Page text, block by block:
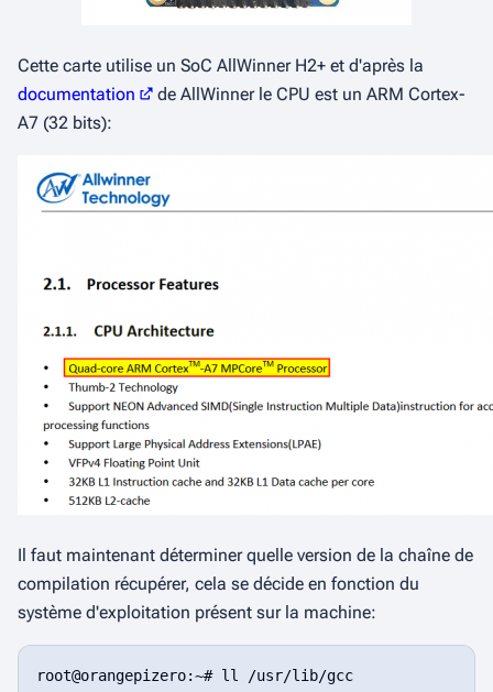
Cette carte utilise un SoC AllWinner H2+ et d'après la
documentation
de AllWinner le CPU est un ARM Cortex-
A7 (32 bits):
Il faut maintenant déterminer quelle version de la chaîne de
compilation récupérer, cela se décide en fonction du
système d'exploitation présent sur la machine:
root@orangepizero:~# ll /usr/lib/gcc